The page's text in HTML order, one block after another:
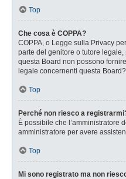
Top
Che cosa è COPPA?
COPPA, o Legge sulla Privacy
parte del genitore o tutore
questa Board non possono
legale concernenti questa
Top
Perché non riesco a
È possibile che l’amministratore
amministratore per avere
Top
Mi sono registrato ma non